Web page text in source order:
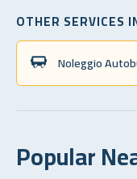
OTHER SERVICES
Noleggio
Popular